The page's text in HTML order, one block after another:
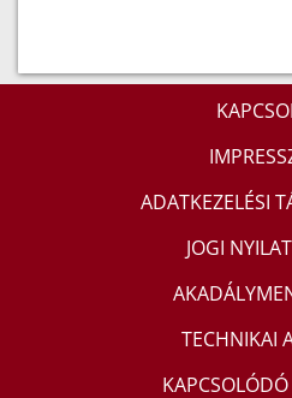
ADATKEZELÉSI
JOGI
TECHNIKAI